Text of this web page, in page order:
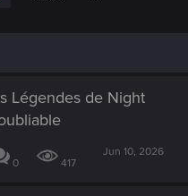
Légendes de Night
0 417
Jun 10, 2026